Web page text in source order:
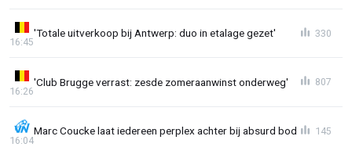
'Totale uitverkoop bij Antwerp: duo in etalage gezet'
16:45
330
'Club Brugge verrast: zesde zomeraanwinst onderweg'
16:26
807
Marc Coucke laat iedereen perplex achter bij absurd bod
16:04
145